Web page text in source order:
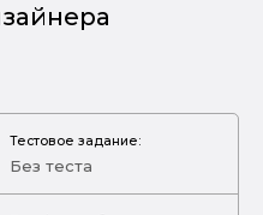
Тестовое задание:
Без теста